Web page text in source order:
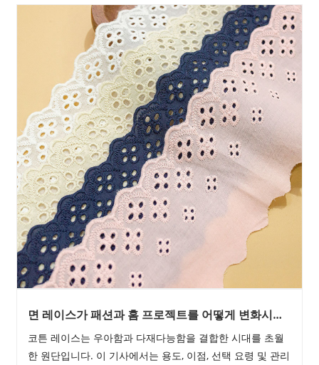
면 레이스가 패션과 홈 프로젝트를 어떻게 변화시킬
코튼 레이스는 우아함과 다재다능함을 결합한 시대를 초월
한 원단입니다. 이 기사에서는 용도, 이점, 선택 요령 및 관리